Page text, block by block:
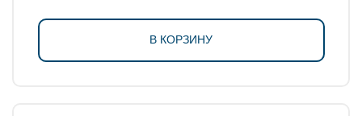
В КОРЗИНУ